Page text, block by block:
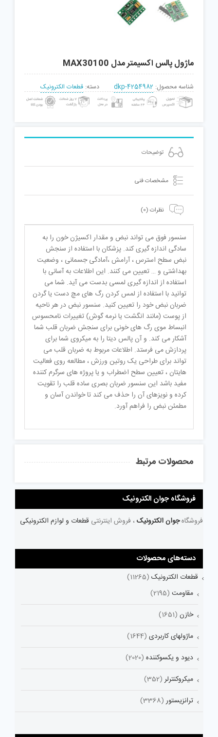
ماژول پالس اکسیمتر مدل MAX30100
شناسه محصول: dkp-4254982 دسته: قطعات الکترونیک
توضیحات
مشخصات فنی
نظرات (0)
سنسور فوق می تواند نبض و مقدار اکسیژن خون را به
سادگی اندازه گیری کند. پزشکان با استفاده از سنجش
نبض سطح استرس ، آرامش ،آمادگی جسمانی ، وضعیت
بهداشتی و … تعیین می کنند. این اطلاعات به آسانی با
استفاده از اندازه گیری لمسی بدست می آید. شما می
توانید با استفاده از لمس کردن رگ های مچ دست یا گردن
ضربان نبض خود را تعیین کنید. سنسور نبض در هر ناحیه
از پوست (مانند انگشت یا نرمه گوش) تغییرات نامحسوس
انبساط موی رگ های خونی برای سنجش ضربان قلب شما
آشکار می کند. و آن پالس دیتا را به میکروی شما برای
پردازش می فرستد. اطلاعات مربوط به ضربان قلب می
تواند برای طراحی یک روتین ورزش ، مطالعه روی فعالیت
هایتان ، تعیین سطح اضطراب و یا پروژه های سرگرم کننده
مفید باشد این سنسور ضربان بصری ساده قلب را تقویت
کرده و نویزهای آن را حذف می کند تا خواندن آسان و
مطمئن نبض را فراهم آورد.
محصولات مرتبط
فروشگاه جوان الکترونیک
فروشگاهجوان الکترونیک ، فروش اینترنتی قطعات و لوازم الکترونیکی
دسته‌های محصولات
قطعات الکترونیک (11265)
مقاومت (2195)
خازن (1651)
ماژولهای کاربردی (1644)
دیود و یکسوکننده (2020)
میکروکنترلر (352)
ترانزیستور (3368)